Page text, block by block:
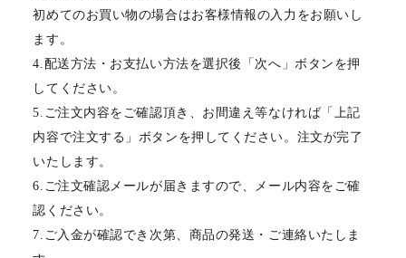
初めてのお買い物の場合はお客様情報の入力をお願いし
ます。
4.配送方法・お支払い方法を選択後「次へ」ボタンを押
してください。
5.ご注文内容をご確認頂き、お間違え等なければ「上記
内容で注文する」ボタンを押してください。注文が完了
いたします。
6.ご注文確認メールが届きますので、メール内容をご確
認ください。
7.ご入金が確認でき次第、商品の発送・ご連絡いたしま